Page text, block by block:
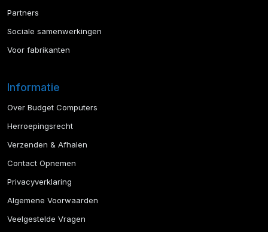
Partners
Sociale samenwerkingen
Voor fabrikanten
Informatie
Over Budget Computers
Herroepingsrecht
Verzenden & Afhalen
Contact Opnemen
Privacyverklaring
Algemene Voorwaarden
Veelgestelde Vragen